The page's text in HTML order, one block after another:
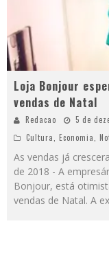
Loja Bonjour
vendas de Natal
Redacao
5 de
Cultura, Economia,
As vendas já
de 2018 - A
Bonjour, está
vendas de Natal. A